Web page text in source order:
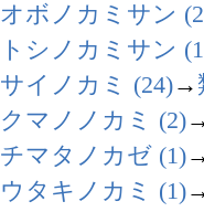
オボノカミサン
トシノカミサン
サイノカミ (24)→
クマノノカミ (2)
チマタノカゼ (1)
ウタキノカミ (1)